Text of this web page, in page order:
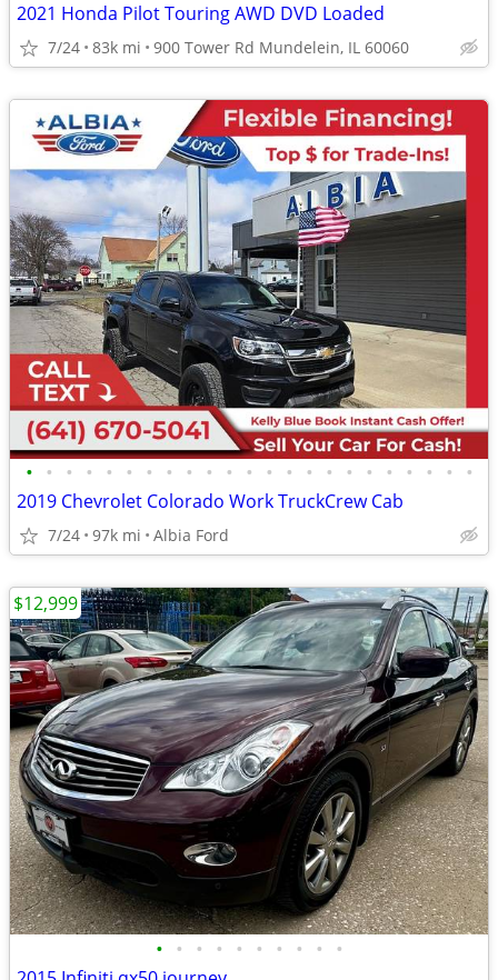
2021 Honda Pilot Touring AWD DVD Loaded
7/24 83k mi 900 Tower Rd Mundelein, IL 60060
• • • • • • • • • • • • • • • • • • • • • • •
2019 Chevrolet Colorado Work TruckCrew Cab
7/24 97k mi Albia Ford
• • • • • • • • • •
$12,999